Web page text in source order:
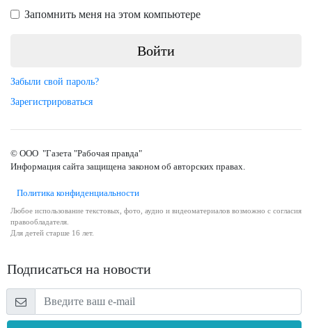
Запомнить меня на этом компьютере
Забыли свой пароль?
Зарегистрироваться
© ООО "Газета "Рабочая правда"
Информация сайта защищена законом об авторских правах.
Политика конфиденциальности
Любое использование текстовых, фото, аудио и видеоматериалов возможно с согласия
правообладателя.
Для детей старше 16 лет.
Подписаться на новости